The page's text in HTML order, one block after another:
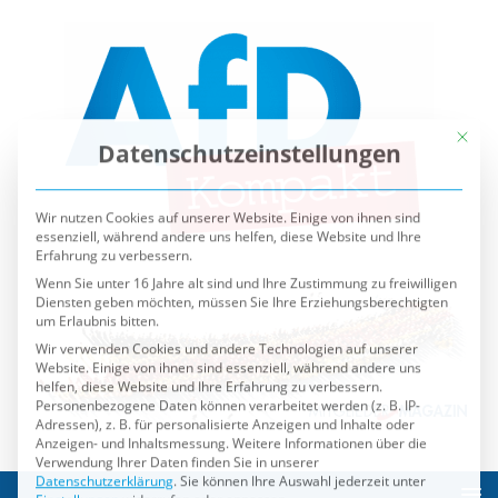
Datenschutzeinstellungen
Wir nutzen Cookies auf unserer Website. Einige von ihnen sind
Erfahrung zu verbessern.
um Erlaubnis bitten.
Wir verwenden Cookies und andere Technologien auf unserer
Website. Einige von ihnen sind essenziell, während andere uns
helfen, diese Website und Ihre Erfahrung zu verbessern.
Personenbezogene Daten können verarbeitet werden (z. B. IP-
Adressen), z. B. für personalisierte Anzeigen und Inhalte oder
Anzeigen- und Inhaltsmessung.
Weitere Informationen über die
Verwendung Ihrer Daten finden Sie in unserer
Datenschutzerklärung.Sie können Ihre Auswahl jederzeit unter
Einstellungen widerrufen oder anpassen.
Es folgt eine Liste der Service-Gruppen, für die eine
Essenziell
Externe Medien